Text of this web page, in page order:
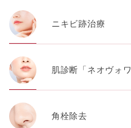
ニキビ跡治療
肌診断「ネオヴォワ
角栓除去